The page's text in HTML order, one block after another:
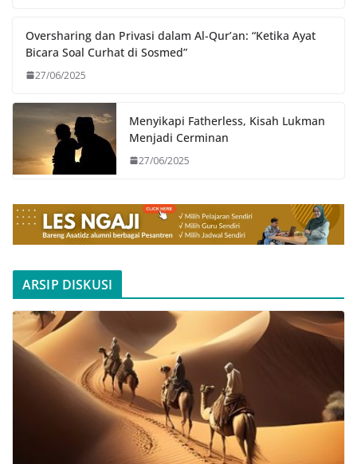
Oversharing dan Privasi dalam Al-Qur’an: “Ketika Ayat
Bicara Soal Curhat di Sosmed”
27/06/2025
Menyikapi Fatherless, Kisah Lukman
Menjadi Cerminan
27/06/2025
ARSIP DISKUSI